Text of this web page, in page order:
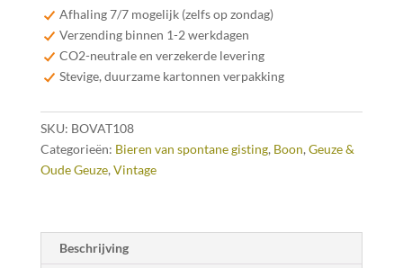
VAT
108
Limited
Edition
37,5
cl
aantal
Afhaling 7/7 mogelijk (zelfs op zondag)
Verzending binnen 1-2 werkdagen
CO2-neutrale en verzekerde levering
Stevige, duurzame kartonnen verpakking
SKU: BOVAT108
Categorieën: Bieren van spontane gisting, Boon, Geuze &
Oude Geuze, Vintage
Beschrijving